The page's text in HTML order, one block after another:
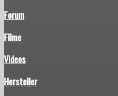
Forum
Filme
Videos
Hersteller